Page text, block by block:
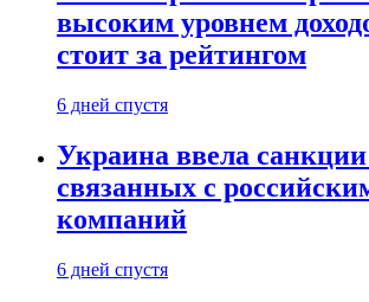
высоким уровнем
стоит за рейтингом
6 дней спустя
Украина ввела
связанных с
компаний
6 дней спустя